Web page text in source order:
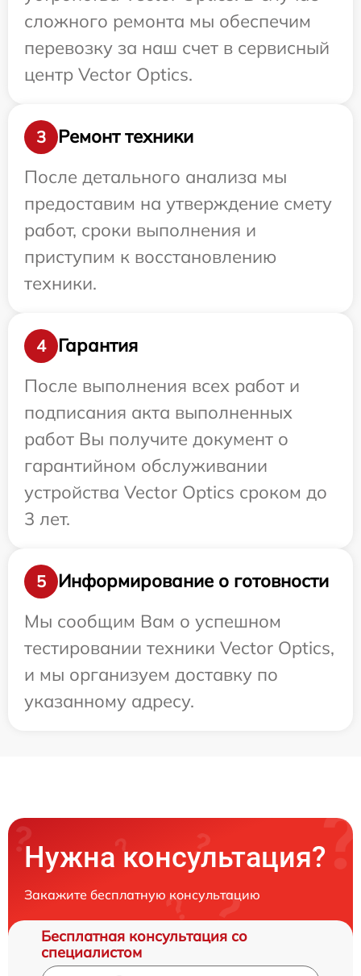
сложного ремонта мы обеспечим
перевозку за наш счет в сервисный
центр Vector Optics.
3
Ремонт техники
После детального анализа мы
предоставим на утверждение смету
работ, сроки выполнения и
приступим к восстановлению
техники.
4
Гарантия
После выполнения всех работ и
подписания акта выполненных
работ Вы получите документ о
гарантийном обслуживании
устройства Vector Optics сроком до
3 лет.
5
Информирование о готовности
Мы сообщим Вам о успешном
тестировании техники Vector Optics,
и мы организуем доставку по
указанному адресу.
Нужна консультация?
Закажите бесплатную консультацию
Бесплатная консультация со
специалистом